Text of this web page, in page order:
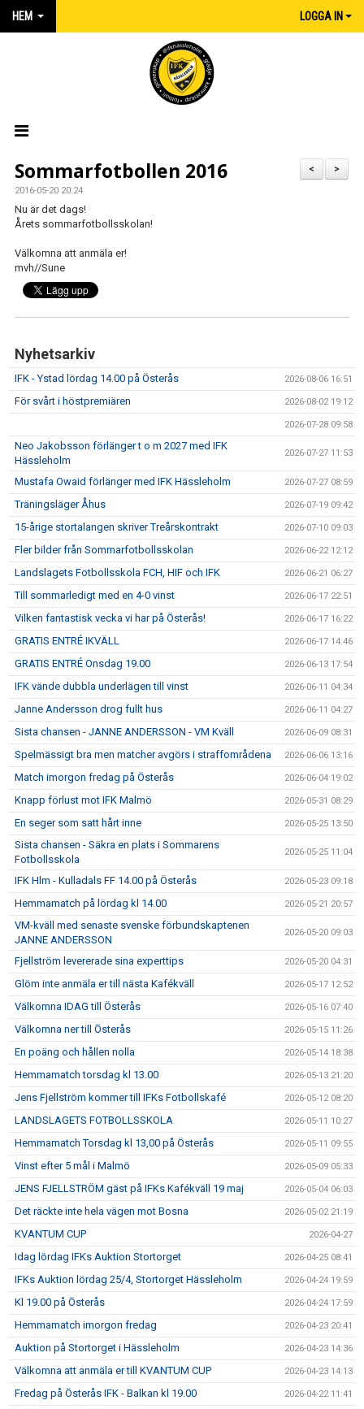
HEM LOGGA IN
HEM
KALENDER
IFK GER TILLBAKA
50/50 LOTTERIET
IFK TIPSET 2026
VM-TIPSET 2026
>
<
Sommarfotbollen 2016
2016-05-20 20:24
Nu är det dags!
Årets sommarfotbollsskolan!
Välkomna att anmäla er!
mvh//Sune
Nyhetsarkiv
IFK - Ystad lördag 14.00 på Österås 2026-08-06 16:51
För svårt i höstpremiären 2026-08-02 19:12
2026-07-28 09:58
Neo Jakobsson förlänger t o m 2027 med IFK
Hässleholm
2026-07-27 11:53
Mustafa Owaid förlänger med IFK Hässleholm 2026-07-27 08:59
Träningsläger Åhus 2026-07-19 09:42
15-årige stortalangen skriver Treårskontrakt 2026-07-10 09:03
Fler bilder från Sommarfotbollsskolan 2026-06-22 12:12
Landslagets Fotbollsskola FCH, HIF och IFK 2026-06-21 06:27
Till sommarledigt med en 4-0 vinst 2026-06-17 22:51
Vilken fantastisk vecka vi har på Österås! 2026-06-17 16:22
GRATIS ENTRÉ IKVÄLL 2026-06-17 14:46
GRATIS ENTRÉ Onsdag 19.00 2026-06-13 17:54
IFK vände dubbla underlägen till vinst 2026-06-11 04:34
Janne Andersson drog fullt hus 2026-06-11 04:27
Sista chansen - JANNE ANDERSSON - VM Kväll 2026-06-09 08:31
Spelmässigt bra men matcher avgörs i straffområdena 2026-06-06 13:16
Match imorgon fredag på Österås 2026-06-04 19:02
Knapp förlust mot IFK Malmö 2026-05-31 08:29
En seger som satt hårt inne 2026-05-25 13:50
Sista chansen - Säkra en plats i Sommarens
Fotbollsskola
2026-05-25 11:04
IFK Hlm - Kulladals FF 14.00 på Österås 2026-05-23 09:18
Hemmamatch på lördag kl 14.00 2026-05-21 20:57
VM-kväll med senaste svenske förbundskaptenen
JANNE ANDERSSON
2026-05-20 09:03
Fjellström levererade sina experttips 2026-05-20 04:31
Glöm inte anmäla er till nästa Kafékväll 2026-05-17 12:52
Välkomna IDAG till Österås 2026-05-16 07:40
Välkomna ner till Österås 2026-05-15 11:26
En poäng och hållen nolla 2026-05-14 18:38
Hemmamatch torsdag kl 13.00 2026-05-13 21:20
Jens Fjellström kommer till IFKs Fotbollskafé 2026-05-12 08:20
LANDSLAGETS FOTBOLLSSKOLA 2026-05-11 10:27
Hemmamatch Torsdag kl 13,00 på Österås 2026-05-11 09:55
Vinst efter 5 mål i Malmö 2026-05-09 05:33
JENS FJELLSTRÖM gäst på IFKs Kafékväll 19 maj 2026-05-04 06:03
Det räckte inte hela vägen mot Bosna 2026-05-02 21:19
KVANTUM CUP 2026-04-27
Idag lördag IFKs Auktion Stortorget 2026-04-25 08:41
IFKs Auktion lördag 25/4, Stortorget Hässleholm 2026-04-24 19:59
Kl 19.00 på Österås 2026-04-24 17:59
Hemmamatch imorgon fredag 2026-04-23 20:41
Auktion på Stortorget i Hässleholm 2026-04-23 14:36
Välkomna att anmäla er till KVANTUM CUP 2026-04-23 14:13
Fredag på Österås IFK - Balkan kl 19.00 2026-04-22 11:41